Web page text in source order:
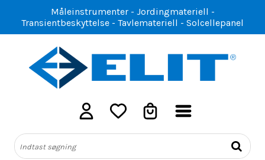
Måleinstrumenter - Jordingmateriell -
Transientbeskyttelse - Tavlemateriell - Solcellepanel